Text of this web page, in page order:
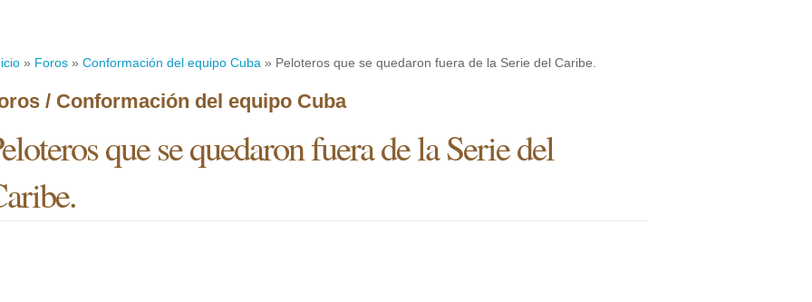
» Foros » Conformación del equipo Cuba » Peloteros que se quedaron fuera de la Serie del Caribe.
/ Conformación del equipo Cuba
que se quedaron fuera de la Serie del